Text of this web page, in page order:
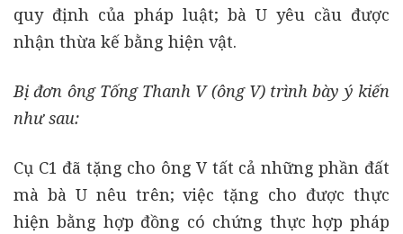
quy định của pháp luật; bà U yêu cầu được
nhận thừa kế bằng hiện vật.
Bị đơn ông Tống Thanh V (ông V) trình bày ý kiến
như sau:
Cụ C1 đã tặng cho ông V tất cả những phần đất
mà bà U nêu trên; việc tặng cho được thực
hiện bằng hợp đồng có chứng thực hợp pháp